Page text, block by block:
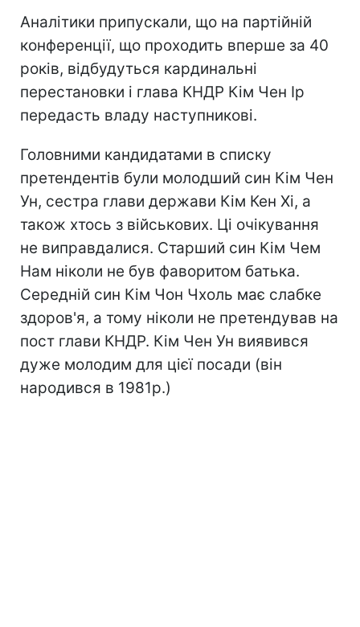
Аналітики припускали, що на партійній
конференції, що проходить вперше за 40
років, відбудуться кардинальні
перестановки і глава КНДР Кім Чен Ір
передасть владу наступникові.
Головними кандидатами в списку
претендентів були молодший син Кім Чен
Ун, сестра глави держави Кім Кен Хі, а
також хтось з військових. Ці очікування
не виправдалися. Старший син Кім Чем
Нам ніколи не був фаворитом батька.
Середній син Кім Чон Чхоль має слабке
здоров'я, а тому ніколи не претендував на
пост глави КНДР. Кім Чен Ун виявився
дуже молодим для цієї посади (він
народився в 1981р.)